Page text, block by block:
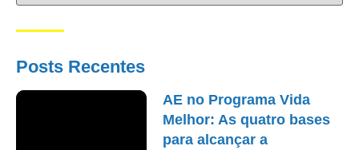
Posts Recentes
AE no Programa Vida
Melhor: As quatro bases
para alcançar a